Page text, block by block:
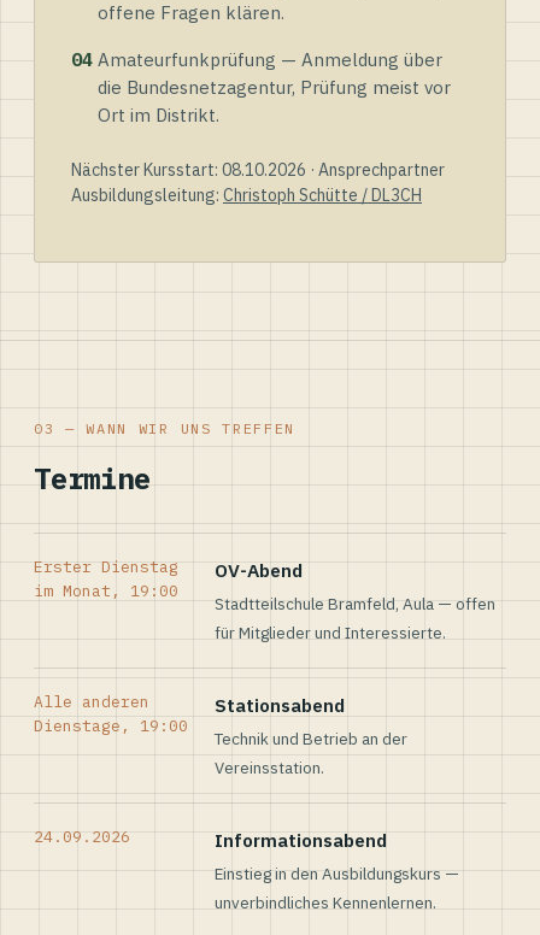
offene Fragen klären.
04 Amateurfunkprüfung — Anmeldung über
die Bundesnetzagentur, Prüfung meist vor
Ort im Distrikt.
Nächster Kursstart: 08.10.2026 · Ansprechpartner
Ausbildungsleitung: Christoph Schütte / DL3CH
03 — WANN WIR UNS TREFFEN
Termine
Erster Dienstag
im Monat, 19:00
OV-Abend
Stadtteilschule Bramfeld, Aula — offen
für Mitglieder und Interessierte.
Alle anderen
Dienstage, 19:00
Stationsabend
Technik und Betrieb an der
Vereinsstation.
24.09.2026 Informationsabend
Einstieg in den Ausbildungskurs —
unverbindliches Kennenlernen.